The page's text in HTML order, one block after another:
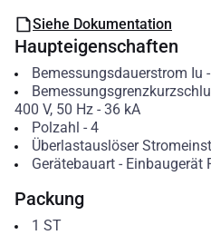
Siehe Dokumentation
Haupteigenschaften
Bemessungsdauerstrom Iu -
400 V, 50 Hz - 36 kA
Polzahl - 4
Überlastauslöser
Gerätebauart- Einbaugerät
Packung
1 ST